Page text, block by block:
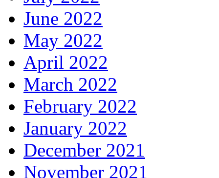
June 2022
May 2022
April 2022
March 2022
February 2022
January 2022
December 2021
November 2021